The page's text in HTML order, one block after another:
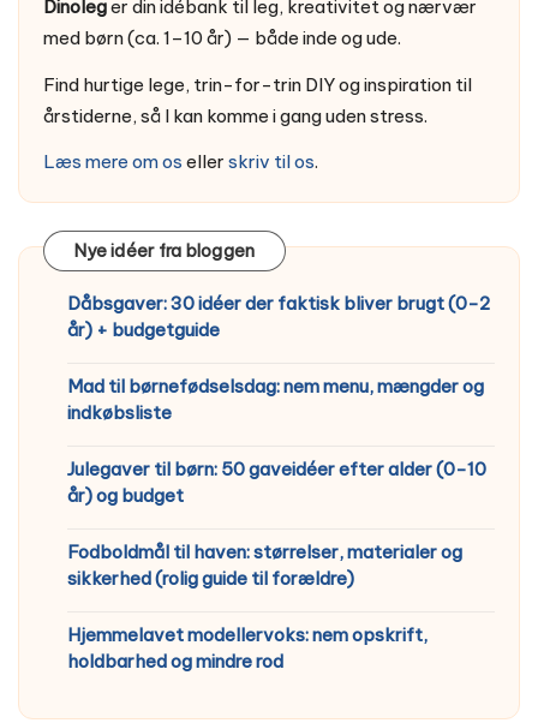
Dinoleger din idébank til leg, kreativitet og nærvær
med børn (ca. 1–10 år) — både inde og ude.
Find hurtige lege, trin-for-trin DIY og inspiration til
årstiderne, så I kan komme i gang uden stress.
Læs mere om os eller skriv til os.
Nye idéer fra bloggen
Dåbsgaver: 30 idéer der faktisk bliver brugt (0-2
år) + budgetguide
Mad til børnefødselsdag: nem menu, mængder og
indkøbsliste
Julegaver til børn: 50 gaveidéer efter alder (0-10
år) og budget
Fodboldmål til haven: størrelser, materialer og
sikkerhed (rolig guide til forældre)
Hjemmelavet modellervoks: nem opskrift,
holdbarhed og mindre rod